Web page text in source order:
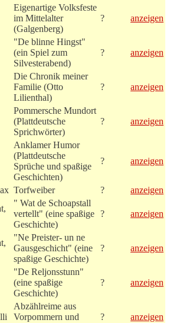
Eigenartige Volksfeste
im Mittelalter
(Galgenberg)
? anzeigen
"De blinne Hingst"
(ein Spiel zum
Silvesterabend)
? anzeigen
Die Chronik meiner
Familie (Otto
Lilienthal)
? anzeigen
Pommersche Mundort
(Plattdeutsche
Sprichwörter)
? anzeigen
Anklamer Humor
(Plattdeutsche
Sprüche und spaßige
Geschichten)
? anzeigen
Torfweiber ? anzeigen
" Wat de Schoapstall
vertellt" (eine spaßige
Geschichte)
? anzeigen
"Ne Preister- un ne
Gausgeschicht" (eine
spaßige Geschichte)
? anzeigen
"De Reljonsstunn"
(eine spaßige
Geschichte)
? anzeigen
Abzählreime aus
Vorpommern und
? anzeigen